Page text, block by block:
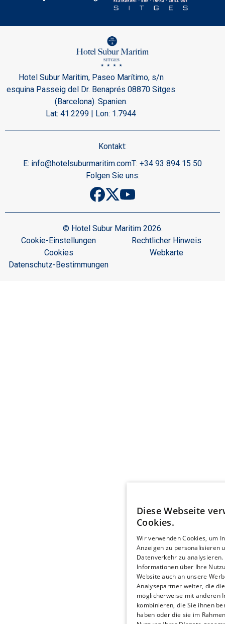
Hotel Subur Maritim, Paseo Marítimo, s/n
esquina Passeig del Dr. Benaprés 08870 Sitges
(Barcelona). Spanien.
Lat: 41.2299 | Lon: 1.7944
Kontakt:
E: info@hotelsuburmaritim.comT: +34 93 894 15 50
Folgen Sie uns:
© Hotel Subur Maritim 2026.
Cookie-Einstellungen
Cookies
Datenschutz-Bestimmungen
Rechtlicher Hinweis
Webkarte
Diese Webseite
Cookies.
Wir verwenden Cookies, um
Anzeigen zu personalisieren
Datenverkehr zu analysieren.
Informationen über Ihre
Website auch an unsere
Analysepartner weiter, die
möglicherweise mit anderen
kombinieren, die Sie ihnen
haben oder die sie im